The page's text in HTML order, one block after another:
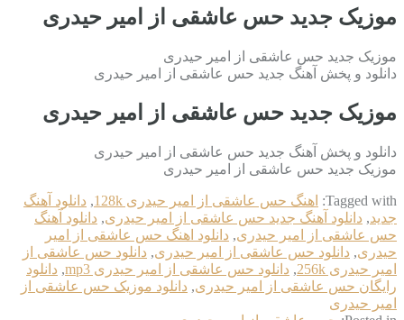
موزیک جدید حس عاشقی از امیر حیدری
موزیک جدید حس عاشقی از امیر حیدری
دانلود و پخش آهنگ جدید حس عاشقی از امیر حیدری
موزیک جدید حس عاشقی از امیر حیدری
دانلود و پخش آهنگ جدید حس عاشقی از امیر حیدری
موزیک جدید حس عاشقی از امیر حیدری
Tagged with: اهنگ حس عاشقی از امیر حیدری 128k , دانلود آهنگ
جدید, دانلود آهنگ جدید حس عاشقی از امیر حیدری, دانلود آهنگ
حس عاشقی از امیر حیدری, دانلود اهنگ حس عاشقی از امیر
حیدری, دانلود حس عاشقی از امیر حیدری, دانلود حس عاشقی از
امیر حیدری 256k
, دانلود حس عاشقی از امیر حیدری mp3 , دانلود
رایگان حس عاشقی از امیر حیدری, دانلود موزیک حس عاشقی از
امیر حیدری